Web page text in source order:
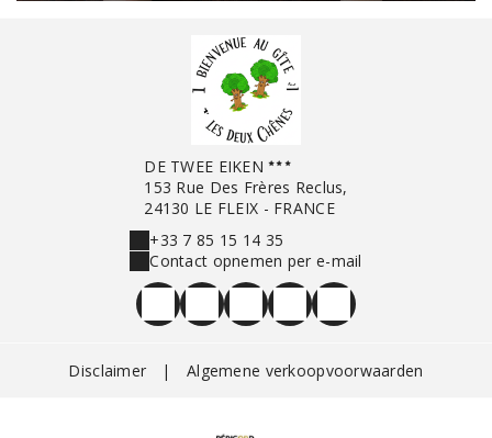
DE TWEE EIKEN
153 Rue Des Frères Reclus,
24130 LE FLEIX - FRANCE
+33 7 85 15 14 35
Contact opnemen per e-mail
Disclaimer | Algemene verkoopvoorwaarden